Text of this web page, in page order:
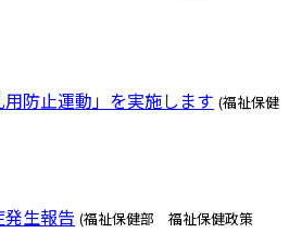
用防止運動」を実施します (福祉保健
生報告 (福祉保健部 福祉保健政策